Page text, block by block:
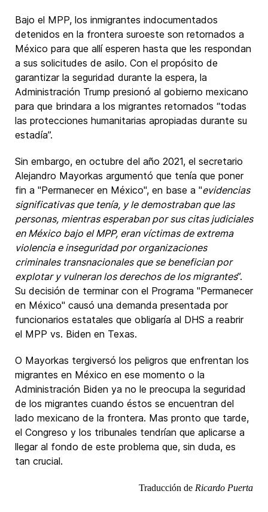
Bajo el MPP, los inmigrantes indocumentados
detenidos en la frontera suroeste son retornados a
México para que allí esperen hasta que les respondan
a sus solicitudes de asilo. Con el propósito de
garantizar la seguridad durante la espera, la
Administración Trump presionó al gobierno mexicano
para que brindara a los migrantes retornados “todas
las protecciones humanitarias apropiadas durante su
estadía”.
Sin embargo, en octubre del año 2021, el secretario
Alejandro Mayorkas argumentó que tenía que poner
fin a "Permanecer en México", en base a "evidencias
significativas que tenía, y le demostraban que las
personas, mientras esperaban por sus citas judiciales
en México bajo el MPP, eran víctimas de extrema
violencia e inseguridad por organizaciones
criminales transnacionales que se benefician por
explotar y vulneran los derechos de los migrantes”.
Su decisión de terminar con el Programa "Permanecer
en México" causó una demanda presentada por
funcionarios estatales que obligaría al DHS a reabrir
el MPP vs. Biden en Texas.
O Mayorkas tergiversó los peligros que enfrentan los
migrantes en México en ese momento o la
Administración Biden ya no le preocupa la seguridad
de los migrantes cuando éstos se encuentran del
lado mexicano de la frontera. Mas pronto que tarde,
el Congreso y los tribunales tendrían que aplicarse a
llegar al fondo de este problema que, sin duda, es
tan crucial.
Traducción de Ricardo Puerta